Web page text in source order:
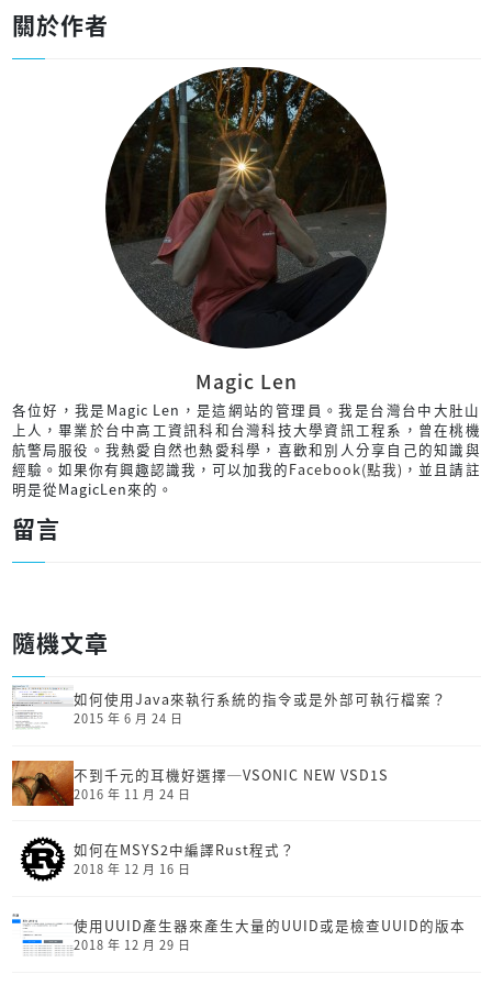
關於作者
Magic Len
各位好，我是Magic Len，是這網站的管理員。我是台灣台中大肚山
上人，畢業於台中高工資訊科和台灣科技大學資訊工程系，曾在桃機
航警局服役。我熱愛自然也熱愛科學，喜歡和別人分享自己的知識與
經驗。如果你有興趣認識我，可以加我的Facebook(點我) ，並且請註
明是從MagicLen來的。
留言
隨機文章
如何使用Java來執行系統的指令或是外部可執行檔案？
2015 年 6 月 24 日
不到千元的耳機好選擇─VSONIC NEW VSD1S
2016 年 11 月 24 日
如何在MSYS2中編譯Rust程式？
2018 年 12 月 16 日
使用UUID產生器來產生大量的UUID或是檢查UUID的版本
2018 年 12 月 29 日